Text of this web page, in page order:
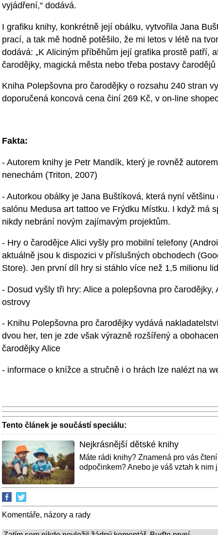
vyjádření,“ dodává.
I grafiku knihy, konkrétně její obálku, vytvořila Jana
prací, a tak mě hodně potěšilo, že mi letos v létě na
dodává: „K Aliciným příběhům její grafika prostě patří,
čarodějky, magická města nebo třeba postavy
Kniha Polepšovna pro čarodějky o rozsahu 240 stran
doporučená koncová cena činí 269 Kč, v on-line
Fakta:
- Autorem knihy je Petr Mandík, který je rovněž
nenechám (Triton, 2007)
- Autorkou obálky je Jana Buštíková, která nyní
salónu Medusa art tattoo ve Frýdku Místku. I když má
nikdy nebrání novým zajímavým projektům.
- Hry o čarodějce Alici vyšly pro mobilní telefony
aktuálně jsou k dispozici v příslušných obchodech
Store). Jen první díl hry si stáhlo více než 1,5 milionu
- Dosud vyšly tři hry: Alice a polepšovna pro
ostrovy
- Knihu Polepšovna pro čarodějky vydává
dvou her, ten je zde však výrazně rozšířený a
čarodějky Alice
- informace o knížce a stručně i o hrách lze nalézt na
Tento článek je součástí speciálu:
Nejkrásnější dětské knihy
Máte rádi knihy? Znamená pro vás
odpočinkem? Anebo je váš vztah k nim
Komentáře, názory a rady